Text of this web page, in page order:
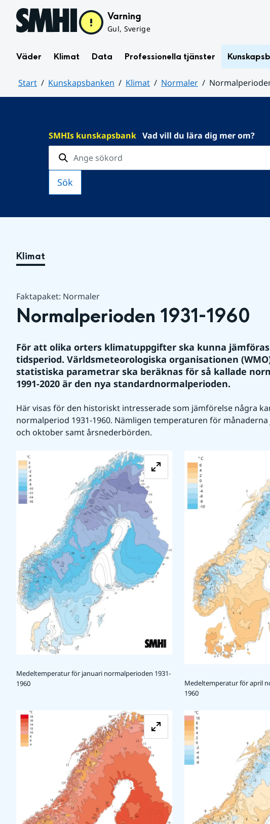
Hoppa till sidans innehåll Varning
Gul, Sverige
Väder Klimat Data Professionella tjänster
Start Kunskapsbanken Klimat Normaler
SMHIs kunskapsbank Vad vill du lära dig mer om?
Klimat
Faktapaket: Normaler
Normalperioden 1931-1960
För att olika orters klimatuppgifter ska kunna
tidsperiod. Världsmeteorologiska organisationen
statistiska parametrar ska beräknas för så kallade
1991-2020 är den nya standardnormalperioden.
Här visas för den historiskt intresserade som jämförelse några
normalperiod 1931-1960. Nämligen temperaturen för
och oktober samt årsnederbörden.
Medeltemperatur för januari normalperioden 1931-
1960
Medeltemperatur för april
1960
Förstora bilden